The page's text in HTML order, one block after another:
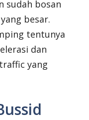
sudah bosan
besar.
tentunya
dan
yang